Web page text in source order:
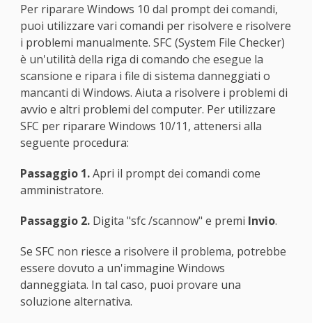
Per riparare Windows 10 dal prompt dei comandi,
puoi utilizzare vari comandi per risolvere e risolvere
i problemi manualmente. SFC (System File Checker)
è un'utilità della riga di comando che esegue la
scansione e ripara i file di sistema danneggiati o
mancanti di Windows. Aiuta a risolvere i problemi di
avvio e altri problemi del computer. Per utilizzare
SFC per riparare Windows 10/11, attenersi alla
seguente procedura:
Passaggio 1.Apri il prompt dei comandi come
amministratore.
Passaggio 2.Digita "sfc /scannow" e premi Invio.
Se SFC non riesce a risolvere il problema, potrebbe
essere dovuto a un'immagine Windows
danneggiata. In tal caso, puoi provare una
soluzione alternativa.